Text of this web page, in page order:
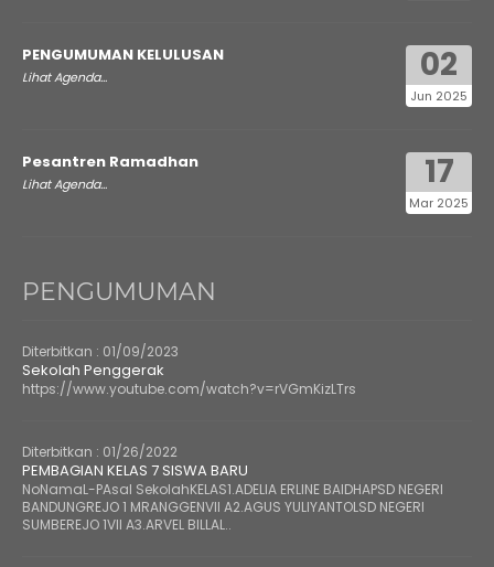
02
Jun 2025
PENGUMUMAN KELULUSAN
Lihat Agenda...
17
Mar 2025
Pesantren Ramadhan
Lihat Agenda...
PENGUMUMAN
Diterbitkan : 01/09/2023
Sekolah Penggerak
https://www.youtube.com/watch?v=rVGmKizLTrs
Diterbitkan : 01/26/2022
PEMBAGIAN KELAS 7 SISWA BARU
NoNamaL-PAsal SekolahKELAS1.ADELIA ERLINE BAIDHAPSD NEGERI
BANDUNGREJO 1 MRANGGENVII A2.AGUS YULIYANTOLSD NEGERI
SUMBEREJO 1VII A3.ARVEL BILLAL..